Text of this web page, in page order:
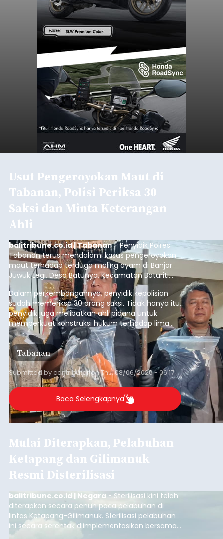
Usut Pengeroyokan Maut di
Tabanan, Polisi Periksa 30
Saksi dan Minta Keterangan
Ahli
balitribune.co.id | Tabanan- Penyidik Polres
Tabanan terus mendalami kasus pengeroyokan
maut terhadap terduga maling ayam di Banjar
Juwuk Legi, Desa Batunya, Kecamatan Baturiti
yang terjadi beberapa waktu lalu.
Dalam perkembangannya, penyidik kepolisian
sudah memeriksa 30 orang saksi. Tidak hanya itu,
penyidik juga melibatkan ahli pidana untuk
memperkuat konstruksi hukum terhadap lima
orang tersangka yang saat ini ditahan.
Tabanan
Submitted bycontributoronThu, 08/06/2026 - 06:17
Baca Selengkapnya
Mulai Diterapkan, Pelabuhan
Ketapang dan Gilimanuk
Resmi Disterilisasi
balitribune.co.id | Negara - Sterilisasi kini telah
diterapkan secara penuh pada pelabuhan di
lintas Ketapang-Gilimanuk. Sterilisasi pelabuhan
ini secara serentak diimplementasikan bersama
empat pelabuhan utama lainnya, yakni